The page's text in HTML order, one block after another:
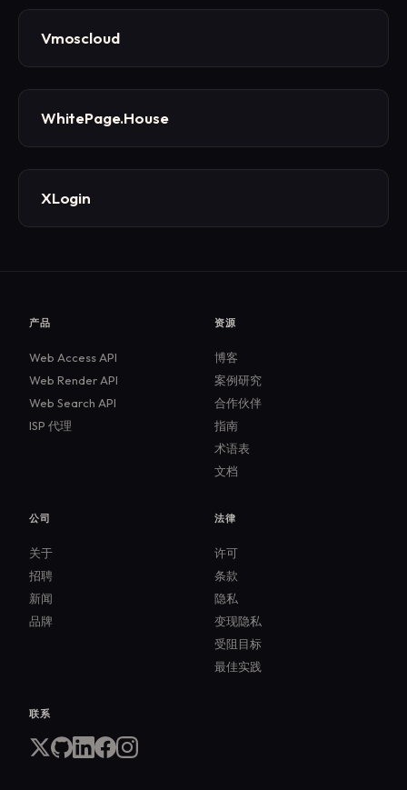
Vmoscloud
WhitePage.House
XLogin
产品
Web Access API
Web Render API
Web Search API
ISP 代理
资源
博客
案例研究
合作伙伴
指南
术语表
文档
公司
关于
招聘
新闻
品牌
法律
许可
条款
隐私
变现隐私
受阻目标
最佳实践
联系